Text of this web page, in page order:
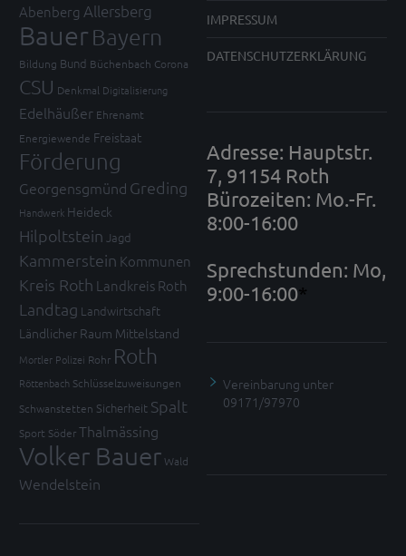
Abenberg Allersberg
Bauer Bayern
Bildung Bund Büchenbach Corona
CSU Denkmal Digitalisierung
Edelhäußer Ehrenamt
Energiewende Freistaat
Förderung
Georgensgmünd Greding
Handwerk Heideck
Hilpoltstein Jagd
Kammerstein Kommunen
Kreis Roth Landkreis Roth
Landtag Landwirtschaft
Ländlicher Raum Mittelstand
Mortler Polizei Rohr Roth
Röttenbach Schlüsselzuweisungen
Schwanstetten Sicherheit Spalt
Sport SöderThalmässing
Volker BauerWald
Wendelstein
IMPRESSUM
DATENSCHUTZERKLÄRUNG
Adresse: Hauptstr.
7, 91154 Roth
Bürozeiten: Mo.-Fr.
8:00-16:00
Sprechstunden: Mo,
9:00-16:00*
Vereinbarung unter
09171/97970